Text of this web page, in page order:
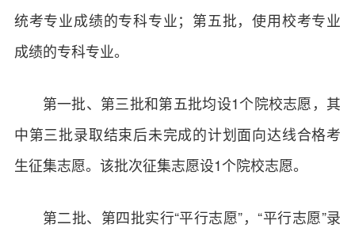
统考专业成绩的专科专业；第五批，使用校考专业
成绩的专科专业。
第一批、第三批和第五批均设1个院校志愿，其
中第三批录取结束后未完成的计划面向达线合格考
生征集志愿。该批次征集志愿设1个院校志愿。
第二批、第四批实行“平行志愿”，“平行志愿”录